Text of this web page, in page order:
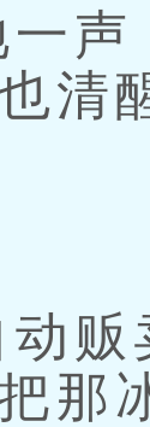
声
清
贩
那